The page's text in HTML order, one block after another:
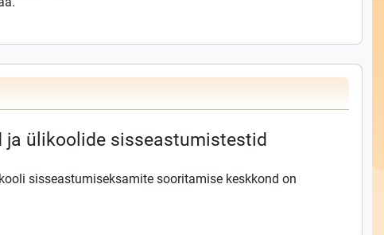
ja ülikoolide sisseastumistestid
sisseastumiseksamite sooritamise keskkond on